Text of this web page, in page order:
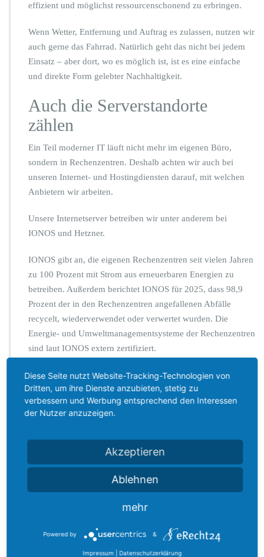
effizient und möglichst ressourcenschonend zu erbringen.
Wenn Wetter, Entfernung und Auftrag es zulassen, nutzen wir
auch gerne das Fahrrad. Natürlich geht das nicht bei jedem
Einsatz – aber dort, wo es möglich ist, ist es eine einfache
und direkte Form gelebter Nachhaltigkeit.
Auch die Serverstandorte
zählen
Ein Teil moderner IT läuft nicht mehr im eigenen Büro,
sondern in Rechenzentren. Deshalb achten wir auch bei
unseren Internet- und Hostingdiensten darauf, mit welchen
Anbietern wir arbeiten.
Unsere Internetserver betreiben wir unter anderem bei
IONOS und Hetzner.
IONOS gibt an, die eigenen Rechenzentren seit vielen Jahren
zu 100 Prozent mit Strom aus erneuerbaren Energien zu
betreiben. Außerdem berichtet IONOS für 2025, dass 98,9
Prozent der in den Rechenzentren angefallenen Abfälle
recycelt, wiederverwendet oder verwertet wurden. Die
Energie- und Umweltmanagementsysteme der Rechenzentren
sind laut IONOS extern zertifiziert.
Auch Hetzner setzt nach eigenen Angaben stark auf
Energieeffizienz und erneuerbare Energien. Die deutschen
Rechenzentren von Hetzner nutzen seit 2008 Strom aus
Wasserkraft, der Datacenter-Park in Finnland seit seiner
Maßnahmen wie lange Hardware-Nutzungsdauer, modulare
Bauweise, effiziente Luftkühlung, Abwärmenutzung und ein
Echtzeit-Monitoring des Energieverbrauchs.
Für uns ist wichtig: Auch digitale Infrastruktur verbraucht
und Rechenzentrumspartner ebenfalls zu einer
glaubwürdigen Green-IT-Strategie.
Diese Seite nutzt Website-Tracking-Technologien von
Dritten, um ihre Dienste anzubieten, stetig zu
verbessern und Werbung entsprechend den Interessen
der Nutzer anzuzeigen.
Akzeptieren
Ablehnen
mehr
Powered by &
Impressum Datenschutzerklärung